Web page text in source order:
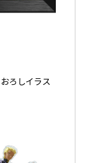
ろしイラス